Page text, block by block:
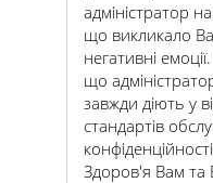
адміністратор
що викликало
негативні
що
завжди діють у
стандартів
Здоров'я Вам